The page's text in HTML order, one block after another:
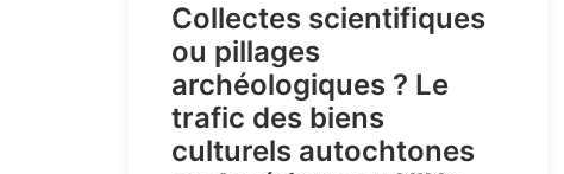
Collectes scientifiques
ou pillages
archéologiques ? Le
trafic des biens
culturels autochtones